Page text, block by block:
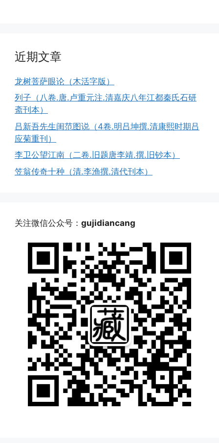
近期文章
龙树菩萨眼论（木活字版）
列子（八卷.唐.卢重元注.清嘉庆八年江都秦氏石研
斋刊本）
吕新吾先生闺范图说（4卷.明吕坤撰.清康熙时期吕
应菊重刊）
李卫公望江南（二卷.旧题唐李靖.撰.旧钞本）
笠翁传奇十种（清.李渔撰.清代刊本）
关注微信公众号： gujidiancang